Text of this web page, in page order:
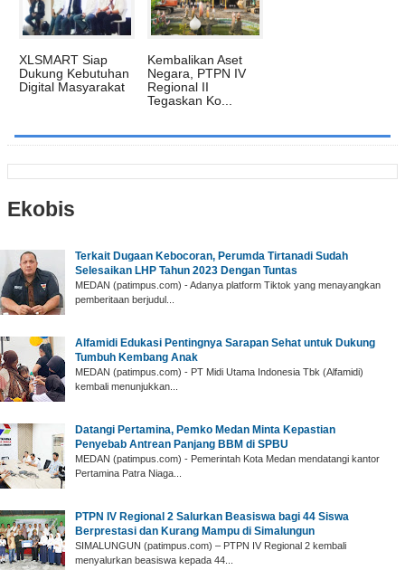
XLSMART Siap
Dukung Kebutuhan
Digital Masyarakat
Kembalikan Aset
Negara, PTPN IV
Regional II
Tegaskan Ko...
Ekobis
Terkait Dugaan Kebocoran, Perumda Tirtanadi Sudah
Selesaikan LHP Tahun 2023 Dengan Tuntas
MEDAN (patimpus.com) - Adanya platform Tiktok yang menayangkan
pemberitaan berjudul...
Alfamidi Edukasi Pentingnya Sarapan Sehat untuk Dukung
Tumbuh Kembang Anak
MEDAN (patimpus.com) - PT Midi Utama Indonesia Tbk (Alfamidi)
kembali menunjukkan...
Datangi Pertamina, Pemko Medan Minta Kepastian
Penyebab Antrean Panjang BBM di SPBU
MEDAN (patimpus.com) - Pemerintah Kota Medan mendatangi kantor
Pertamina Patra Niaga...
PTPN IV Regional 2 Salurkan Beasiswa bagi 44 Siswa
Berprestasi dan Kurang Mampu di Simalungun
SIMALUNGUN (patimpus.com) – PTPN IV Regional 2 kembali
menyalurkan beasiswa kepada 44...